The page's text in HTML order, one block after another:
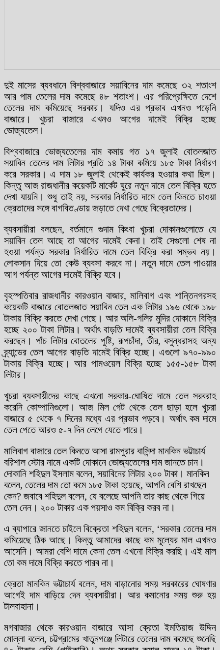
দুই মাসের ব্যবধানে বিশ্ববাজারে সয়াবিনের দাম কমেছে ৩২ শতাংশ
আর পাম তেলের দাম কমেছে ৪৮ শতাংশ। এর পরিপ্রেক্ষিতে দেশে
তেলের দাম কমিয়েছে সরকার। যদিও এর প্রভাব এখনও পড়েনি
বাজারে। খুচরা বাজারে এখনও আগের দামেই বিক্রি হচ্ছে
ভোজ্যতেল।
বিশ্ববাজারে ভোজ্যতেলের দাম কমায় গত ১৭ জুলাই বোতলজাত
সয়াবিন তেলের দাম লিটার প্রতি ১৪ টাকা কমিয়ে ১৮৫ টাকা নির্ধারণ
করে সরকার। এ দাম ১৮ জুলাই থেকেই কার্যকর হওয়ার কথা ছিল।
কিন্তু আজ রাজধানীর কয়েকটি মার্কেট ঘুরে নতুন দামে তেল বিক্রি হতে
দেখা যায়নি। শুধু তাই নয়, সরকার নির্ধারিত দামে তেল কিনতে চাওয়া
ক্রেতাদের সঙ্গে বাগবিতণ্ডায় জড়াতে দেখা গেছে বিক্রেতাদের।
ব্যবসায়ীরা বলছেন, বর্তমানে গুদাম কিংবা খুচরা দোকানগুলোতে যে
সয়াবিন তেল আছে তা আগের দামেই কেনা। তাই সেগুলো শেষ না
হওয়া পর্যন্ত সরকার নির্ধারিত দামে তেল বিক্রি করা সম্ভব নয়।
লোকসান দিয়ে তো কেউ ব্যবসা করবে না। নতুন দামে তেল পাওয়ার
আগ পর্যন্ত আগের দামেই বিক্রি হবে।
বৃহস্পতিবার রাজধানীর কারওয়ান বাজার, মালিবাগ এবং শান্তিনগরসহ
কয়েকটি বাজারে বোতলজাত সয়াবিন তেল এক লিটার ১৯৬ থেকে ১৯৮
টাকায় বিক্রি করতে দেখা গেছে। আর অলি-গলির মুদির দোকানে বিক্রি
হচ্ছে ২০০ টাকা লিটার। অর্থাৎ বাড়তি দামেই ব্যবসায়ীরা তেল বিক্রি
করছেন। পাঁচ লিটার বোতলের পুষ্টি, রূপচাঁদা, তীর, বসুন্ধরাসহ অন্য
ব্র্যান্ডের তেল আগের বাড়তি দামেই বিক্রি হচ্ছে। এগুলো ৯৭০-৯৯০
টাকায় বিক্রি হচ্ছে। আর পামওয়েল বিক্রি হচ্ছে ১৫৫-১৫৮ টাকা
লিটার।
খুচরা ব্যবসায়ীদের কাছে এখনো সরকার-ঘোষিত দামে তেল সরবরাহ
করেনি কোম্পানিগুলো। আজ মিল গেট থেকে তেল ছাড়া হলে খুচরা
বাজারে ৫ থেকে ৭ দিনের মধ্যে এর প্রভাব পড়বে। অর্থাৎ কম দামে
তেল পেতে আরও ৫-৭ দিন লেগে যেতে পারে।
মালিবাগ বাজারে তেল কিনতে আসা রামপুরার বাসিন্দা মানকিন ভট্টাচার্য
বরিশাল স্টোর নামে একটি দোকানে ভোজ্যতেলের দাম জানতে চান।
দোকানি শহিদুল ইসলাম বলেন, সয়াবিনের লিটার ২০০ টাকা। মানকিন
বলেন, তেলের দাম তো কমে ১৮৫ টাকা হয়েছে, আপনি বেশি রাখছেন
কেন? জবাবে শহিদুল বলেন, যে বলেছে আপনি তার কাছ থেকে গিয়ে
তেল নেন। ২০০ টাকার এক পয়সাও কম বিক্রি করব না।
এ ব্যাপারে জানতে চাইলে বিক্রেতা শহিদুল বলেন, ‘সরকার তেলের দাম
কমিয়েছে ঠিক আছে। কিন্তু আমাদের কাছে কম মূল্যের মাল এখনও
আসেনি। আমরা বেশি দামে কেনা তেল এখনো বিক্রি করছি। এই মাল
তো কম দামে বিক্রি করতে পারব না।
ক্রেতা মানকিন ভট্টাচার্য বলেন, দাম বাড়ানোর সময় সরকারের ঘোষণার
আগেই দাম বাড়িয়ে দেন ব্যবসায়ীরা। আর কমানোর সময় শুরু হয়
টালবাহানা।
মগবাজার থেকে কারওয়ান বাজারে আসা ক্রেতা ইমতিয়াজ উদ্দিন
মোল্লা বলেন, চট্টগ্রামের খাতুনগঞ্জে লিটারে তেলের দাম কমেছে শুনেছি